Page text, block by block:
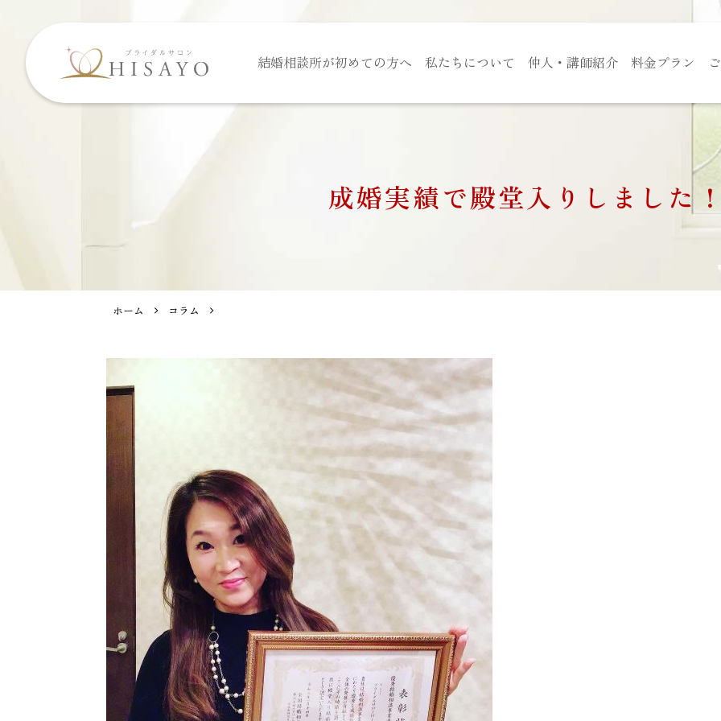
結婚相談所が初めての方へ 私たちについて 仲人・講師紹介 料金プラン
成婚実績で殿堂入りしました！
ホーム コラム